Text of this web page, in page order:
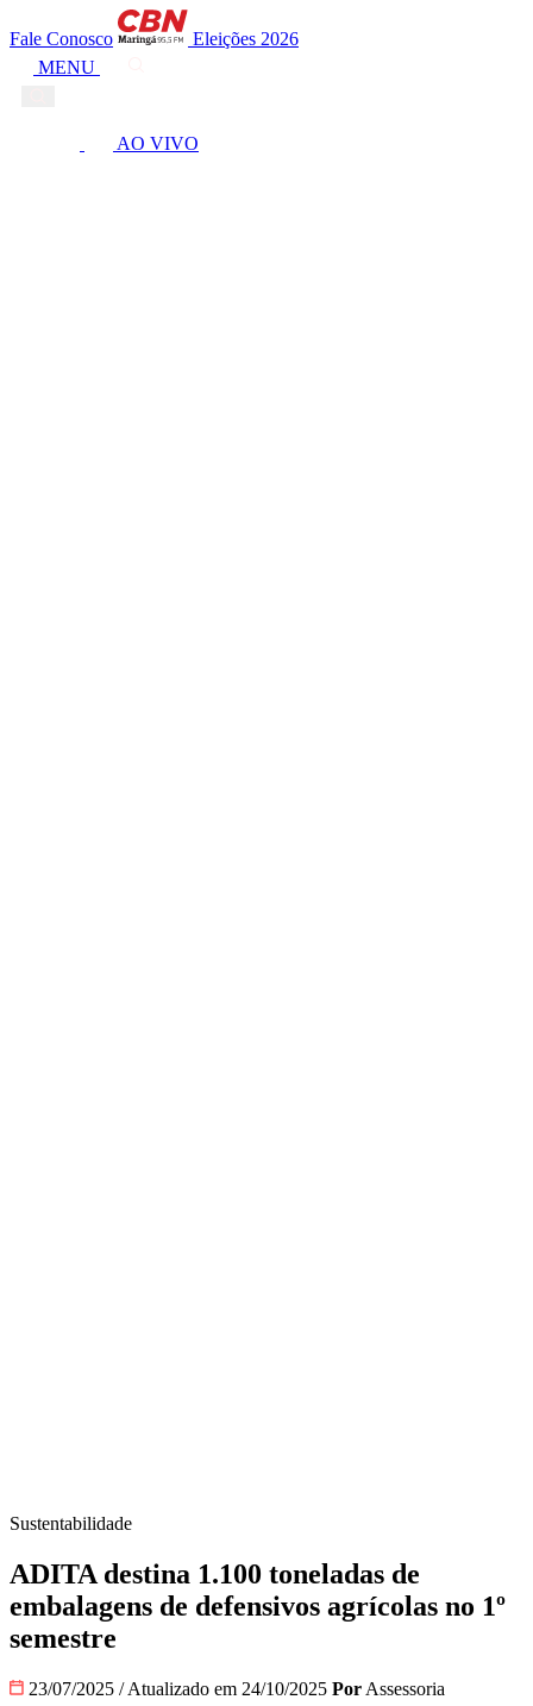
Fale Conosco
Eleições 2026
MENU
AO VIVO
Sustentabilidade
ADITA destina 1.100 toneladas de
embalagens de defensivos agrícolas no 1º
semestre
23/07/2025 / Atualizado em 24/10/2025 Por Assessoria